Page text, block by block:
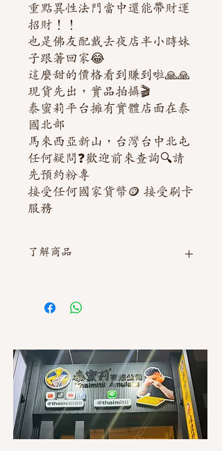
重點異性法門當中還能帶財運
招財！！
也是佛友配戴去夜店半小時妹
子跟著回家😂
這麼甜的價格看到賺到啦🙏🙏
現貨先出，實品拍攝🎬
泰蜜莉平台擁有實體店面在泰
國北部
馬來西亞新山，台灣台中北屯
任何疑問❓歡迎前來查詢🔍請
先預約粉專
接受任何國家貨幣🪙 接受刷卡
服務
了解商品